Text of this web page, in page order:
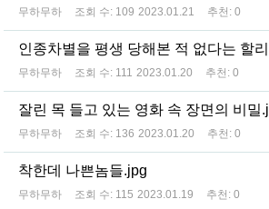
무하무하 조회 수: 109 2023.01.21 추천: 0
인종차별을 평생 당해본 적 없다는 할
무하무하 조회 수: 111 2023.01.20 추천: 0
잘린 목 들고 있는 영화 속 장면의 비밀
무하무하 조회 수: 136 2023.01.20 추천: 0
착한데 나쁜놈들.jpg
무하무하 조회 수: 115 2023.01.19 추천: 0